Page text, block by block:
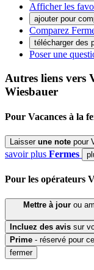
Afficher les
ajouter pour
Comparez
télécharger des
Poser une
Autres liens vers
Wiesbauer
Pour Vacances à la
Laisser une note pour
savoir plus Fermes
Pour les opérateurs
Mettre à jour ou
Incluez des avis sur
Prime - réservé pour
fermer